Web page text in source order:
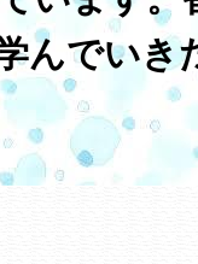
んでいき